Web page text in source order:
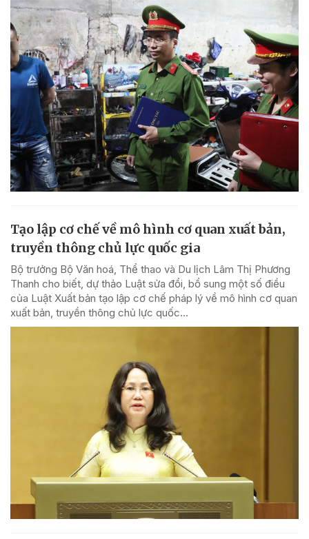
Tạo lập cơ chế về mô hình cơ quan xuất bản,
truyền thông chủ lực quốc gia
Bộ trưởng Bộ Văn hoá, Thể thao và Du lịch Lâm Thị Phương
Thanh cho biết, dự thảo Luật sửa đổi, bổ sung một số điều
của Luật Xuất bản tạo lập cơ chế pháp lý về mô hình cơ quan
xuất bản, truyền thông chủ lực quốc...